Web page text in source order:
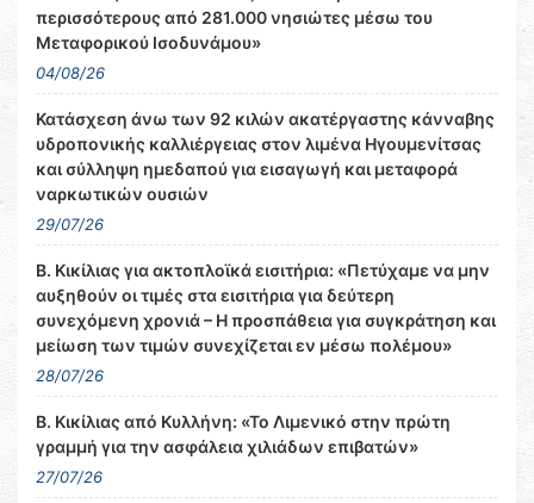
περισσότερους από 281.000 νησιώτες μέσω του
Μεταφορικού Ισοδυνάμου»
04/08/26
Κατάσχεση άνω των 92 κιλών ακατέργαστης κάνναβης
υδροπονικής καλλιέργειας στον λιμένα Ηγουμενίτσας
και σύλληψη ημεδαπού για εισαγωγή και μεταφορά
ναρκωτικών ουσιών
29/07/26
Β. Κικίλιας για ακτοπλοϊκά εισιτήρια: «Πετύχαμε να μην
αυξηθούν οι τιμές στα εισιτήρια για δεύτερη
συνεχόμενη χρονιά – Η προσπάθεια για συγκράτηση και
μείωση των τιμών συνεχίζεται εν μέσω πολέμου»
28/07/26
Β. Κικίλιας από Κυλλήνη: «Το Λιμενικό στην πρώτη
γραμμή για την ασφάλεια χιλιάδων επιβατών»
27/07/26